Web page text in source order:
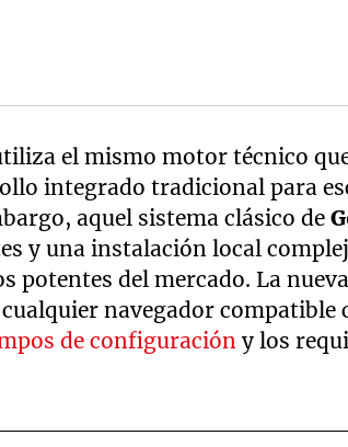
el mismo motor técnico
integrado tradicional para
aquel sistema clásico de
y una instalación local
potentes del mercado. La
navegador
de configuración y los